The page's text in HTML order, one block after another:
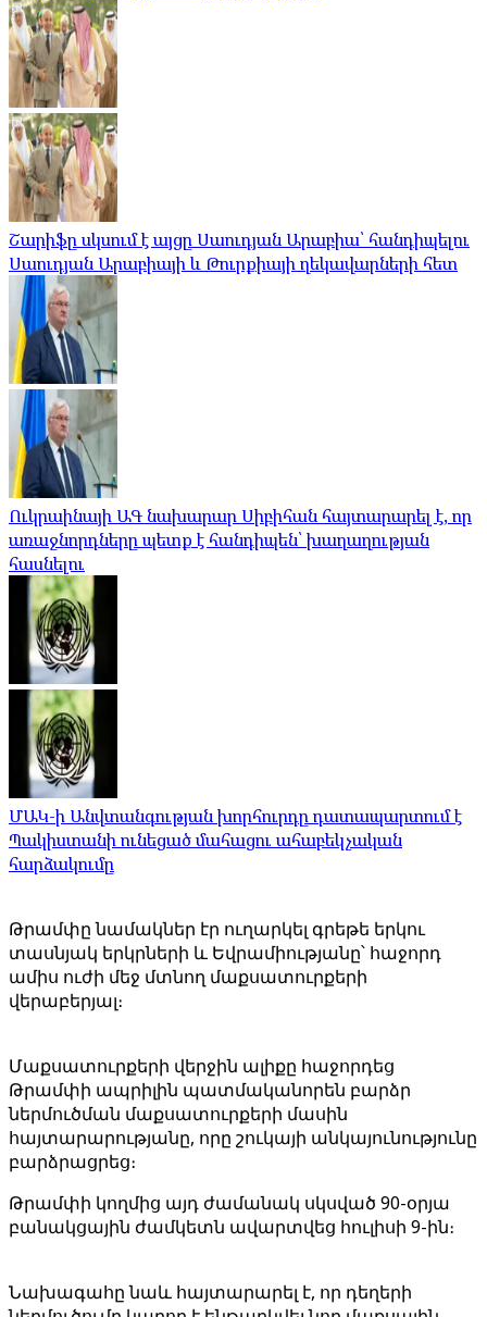
Շարիֆը սկսում է այցը Սաուդյան Արաբիա՝ հանդիպելու
Սաուդյան Արաբիայի և Թուրքիայի ղեկավարների հետ
Ուկրաինայի ԱԳ նախարար Սիբիհան հայտարարել է, որ
առաջնորդները պետք է հանդիպեն՝ խաղաղության
հասնելու
ՄԱԿ-ի Անվտանգության խորհուրդը դատապարտում է
Պակիստանի ունեցած մահացու ահաբեկչական
հարձակումը
Թրամփը նամակներ էր ուղարկել գրեթե երկու
տասնյակ երկրների և Եվրամիությանը՝ հաջորդ
ամիս ուժի մեջ մտնող մաքսատուրքերի
վերաբերյալ։
Մաքսատուրքերի վերջին ալիքը հաջորդեց
Թրամփի ապրիլին պատմականորեն բարձր
ներմուծման մաքսատուրքերի մասին
հայտարարությանը, որը շուկայի անկայունությունը
բարձրացրեց։
Թրամփի կողմից այդ ժամանակ սկսված 90-օրյա
բանակցային ժամկետն ավարտվեց հուլիսի 9-ին։
Նախագահը նաև հայտարարել է, որ դեղերի